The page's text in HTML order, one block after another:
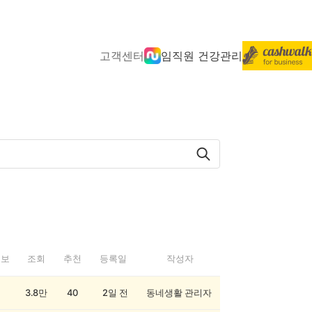
고객센터 임직원 건강관리
조회 추천 등록일 작성자
3.8만 40 2일 전 동네생활 관리자